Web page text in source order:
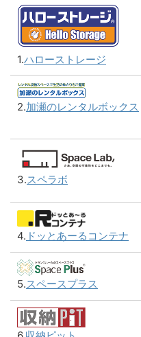
1.ハローストレージ
2.加瀬のレンタルボックス
3.スペラボ
4. ドッとあーるコンテナ
5.スペースプラス